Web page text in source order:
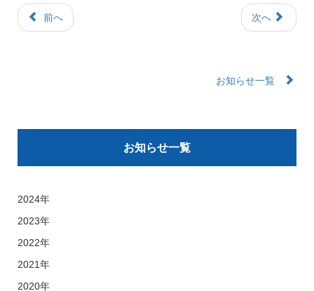
前へ 次へ
お知らせ一覧
お知らせ一覧
2024年
2023年
2022年
2021年
2020年